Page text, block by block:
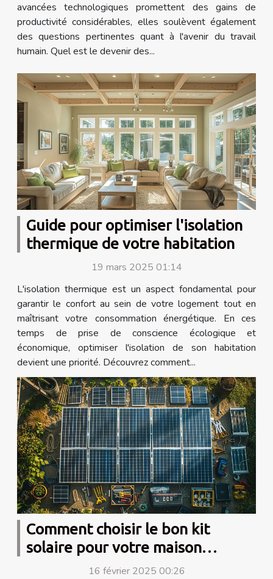
avancées technologiques promettent des gains de
productivité considérables, elles soulèvent également
des questions pertinentes quant à l'avenir du travail
humain. Quel est le devenir des...
Guide pour optimiser l'isolation
thermique de votre habitation
19 mars 2025 01:14
L'isolation thermique est un aspect fondamental pour
garantir le confort au sein de votre logement tout en
maîtrisant votre consommation énergétique. En ces
temps de prise de conscience écologique et
économique, optimiser l'isolation de son habitation
devient une priorité. Découvrez comment...
Comment choisir le bon kit
solaire pour votre maison
autonome16 février 2025 00:26